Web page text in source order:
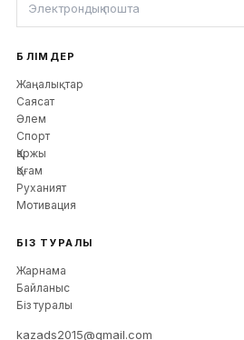
БӨЛІМДЕР
Жаңалықтар
Саясат
Әлем
Спорт
Қаржы
Қоғам
Руханият
Мотивация
БІЗ ТУРАЛЫ
Жарнама
Байланыс
Біз туралы
kazads2015@gmail.com